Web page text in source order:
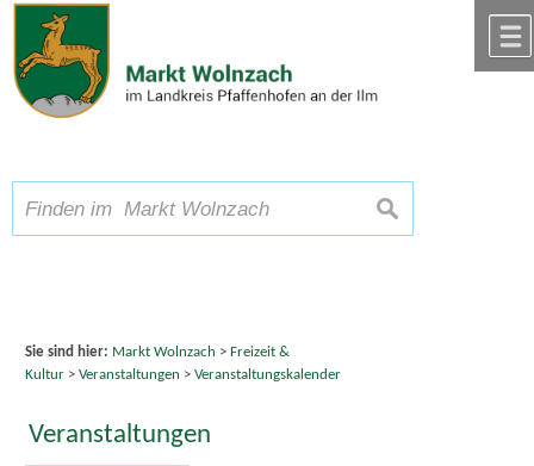
Zum Inhalt,zur Navigation
Schriftgröße A A A suchen
Sie sind hier: Markt Wolnzach > Freizeit &
Kultur> Veranstaltungen > Veranstaltungskalender
Veranstaltungen